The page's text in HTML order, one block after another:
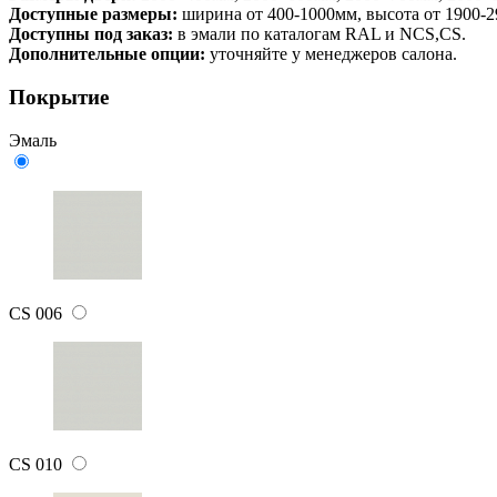
Доступные размеры: ширина от 400-1000мм, высота от 1900-
Доступны под заказ: в эмали по каталогам RAL и NCS,CS.
Дополнительные опции: уточняйте у менеджеров салона.
Покрытие
Эмаль
CS 006
CS 010